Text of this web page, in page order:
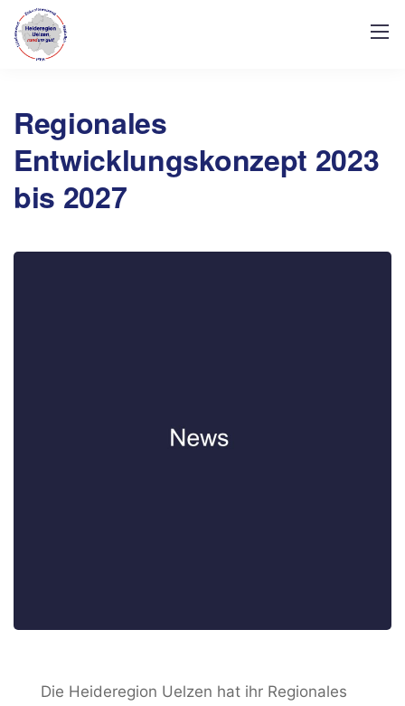
Regionales
Entwicklungskonzept 2023
bis 2027
Die Heideregion Uelzen hat ihr Regionales